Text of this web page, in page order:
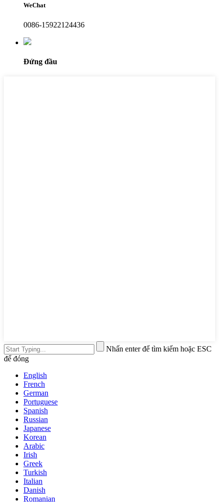
WeChat
0086-15922124436
Đứng đầu
Nhấn enter để tìm kiếm hoặc ESC
để đóng
English
French
German
Portuguese
Spanish
Russian
Japanese
Korean
Arabic
Irish
Greek
Turkish
Italian
Danish
Romanian